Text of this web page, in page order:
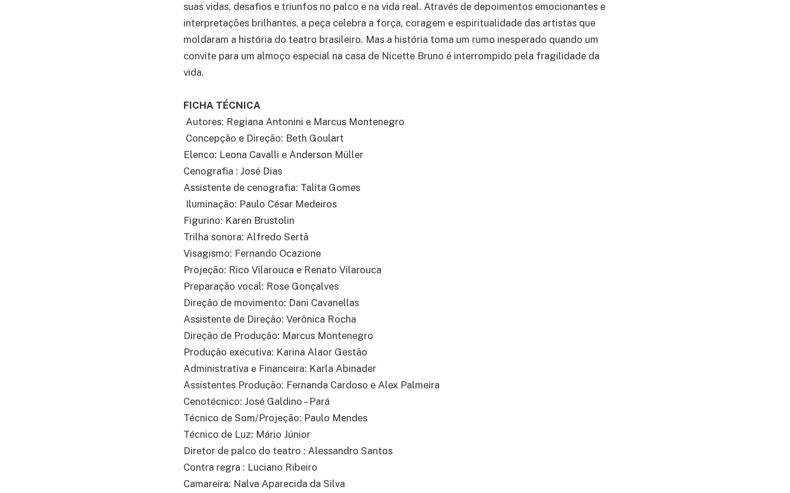
suas vidas, desafios e triunfos no palco e na vida real. Através de depoimentos emocionantes e
interpretações brilhantes, a peça celebra a força, coragem e espiritualidade das artistas que
moldaram a história do teatro brasileiro. Mas a história toma um rumo inesperado quando um
convite para um almoço especial na casa de Nicette Bruno é interrompido pela fragilidade da
vida.
FICHA TÉCNICA
Autores: Regiana Antonini e Marcus Montenegro
Concepção e Direção: Beth Goulart
Elenco: Leona Cavalli e Anderson Müller
Cenografia : José Dias
Assistente de cenografia: Talita Gomes
Iluminação: Paulo César Medeiros
Figurino: Karen Brustolin
Trilha sonora: Alfredo Sertã
Visagismo: Fernando Ocazione
Projeção: Rico Vilarouca e Renato Vilarouca
Preparação vocal: Rose Gonçalves
Direção de movimento: Dani Cavanellas
Assistente de Direção: Verônica Rocha
Direção de Produção: Marcus Montenegro
Produção executiva: Karina Alaor Gestão
Administrativa e Financeira: Karla Abinader
Assistentes Produção: Fernanda Cardoso e Alex Palmeira
Cenotécnico: José Galdino – Pará
Técnico de Som/Projeção: Paulo Mendes
Técnico de Luz: Mário Júnior
Diretor de palco do teatro : Alessandro Santos
Contra regra : Luciano Ribeiro
Camareira: Nalva Aparecida da Silva